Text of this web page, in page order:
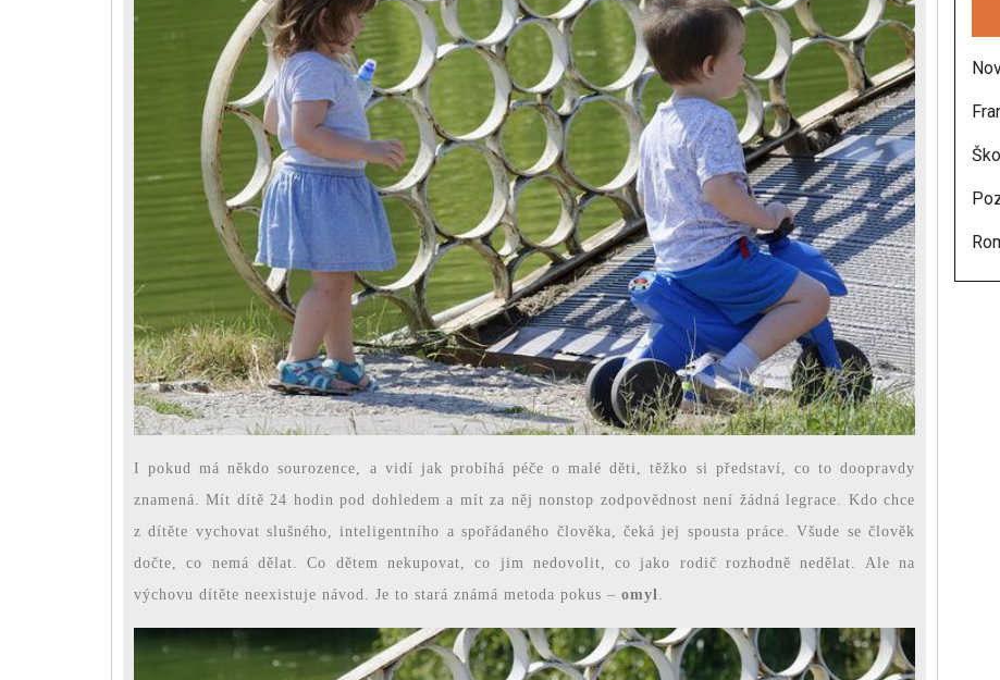
I pokud má někdo sourozence, a vidí jak probíhá péče o malé děti, těžko si představí, co to doopravdy
znamená. Mít dítě 24 hodin pod dohledem a mít za něj nonstop zodpovědnost není žádná legrace. Kdo chce
z dítěte vychovat slušného, inteligentního a spořádaného člověka, čeká jej spousta práce. Všude se člověk
dočte, co nemá dělat. Co dětem nekupovat, co jim nedovolit, co jako rodič rozhodně nedělat. Ale na
výchovu dítěte neexistuje návod. Je to stará známá metoda pokus – omyl